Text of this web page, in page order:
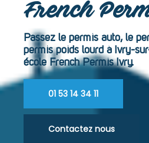
French
Passez le permis auto, le
permis poids lourd à Ivry-
école French Permis Ivry.
01 53 14 34 11
Contactez nous